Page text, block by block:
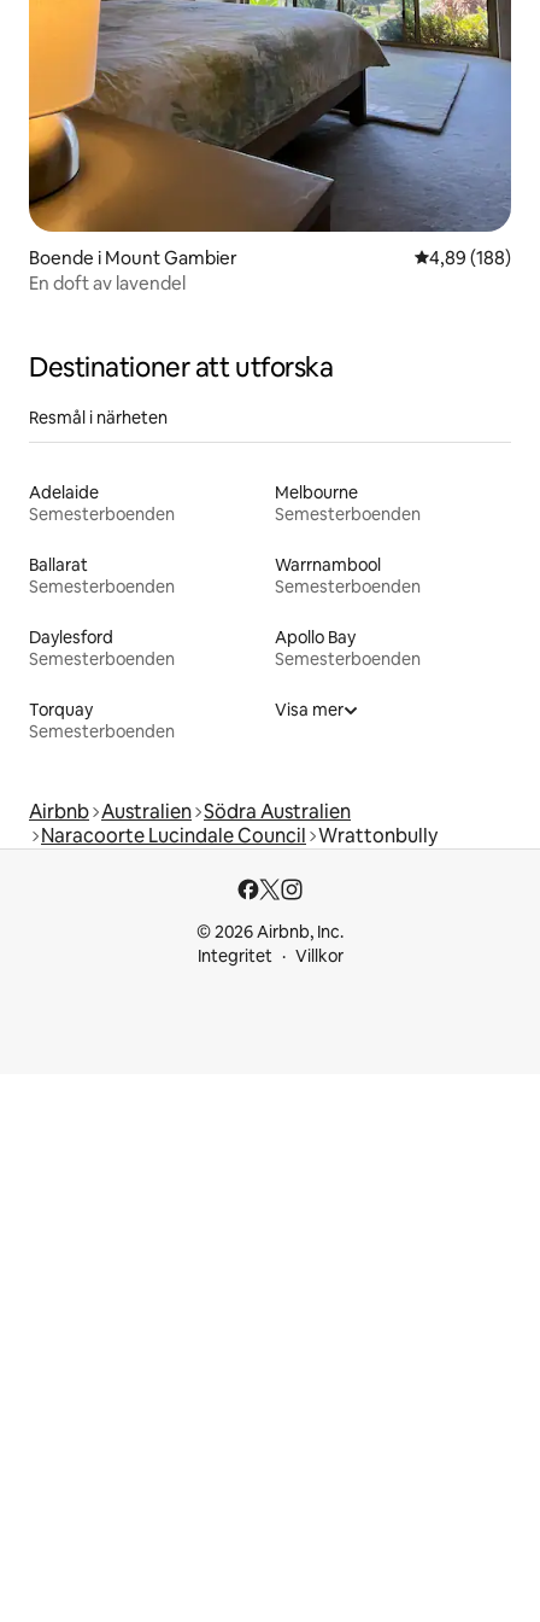
Boende i Mount Gambier 4,89 av 5 i
4,89 (188)
En doft av lavendel
Destinationer att utforska
Resmål i närheten
Adelaide
Semesterboenden
Melbourne
Semesterboenden
Ballarat
Semesterboenden
Warrnambool
Semesterboenden
Daylesford
Semesterboenden
Apollo Bay
Semesterboenden
Torquay
Semesterboenden
Visa mer
Airbnb Australien Södra Australien
Naracoorte Lucindale Council Wrattonbully
© 2026 Airbnb, Inc.
Integritet
Villkor